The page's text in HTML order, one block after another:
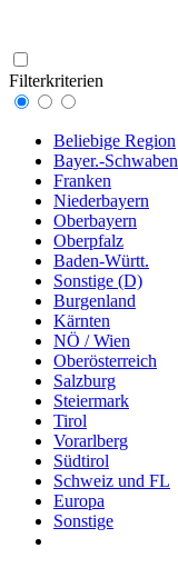
Filterkriterien
Beliebige Region
Bayer.-Schwaben
Franken
Niederbayern
Oberbayern
Oberpfalz
Baden-Württ.
Sonstige (D)
Burgenland
Kärnten
NÖ / Wien
Oberösterreich
Salzburg
Steiermark
Tirol
Vorarlberg
Südtirol
Schweiz und FL
Europa
Sonstige